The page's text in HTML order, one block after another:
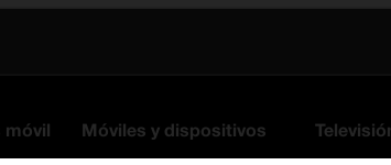
móvil Móviles y dispositivos